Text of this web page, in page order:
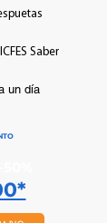
Saber
un día